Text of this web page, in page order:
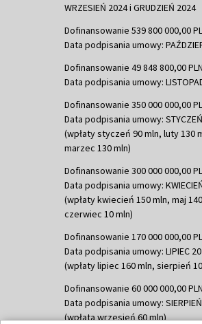
WRZESIEŃ 2024 i GRUDZIEŃ 2024
Dofinansowanie 539 800 000,00
Data podpisania umowy:
Dofinansowanie 49 848 800,00 PLN
Data podpisania umowy:
Dofinansowanie 350 000 000,00
Data podpisania umowy:
(wpłaty styczeń 90 mln, luty 130
marzec 130 mln)
Dofinansowanie 300 000 000,00
Data podpisania umowy:
(wpłaty kwiecień 150 mln, maj
czerwiec 10 mln)
Dofinansowanie 170 000 000,00
Data podpisania umowy: LIPIEC
(wpłaty lipiec 160 mln, sierpień
Dofinansowanie 60 000 000,00 PLN
Data podpisania umowy:
(wpłata wrzesień 60 mln)